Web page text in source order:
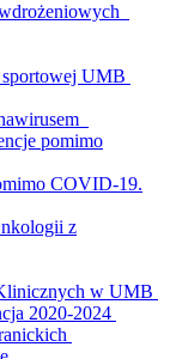
UMB
pomimo
COVID-19.
z
w UMB
2020-2024